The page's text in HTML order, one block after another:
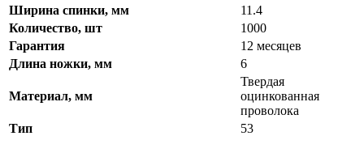
Ширина спинки, мм
11.4
Количество, шт
1000
Гарантия
12 месяцев
Длина ножки, мм
6
Материал, мм
Твердая
оцинкованная
проволока
Тип
53